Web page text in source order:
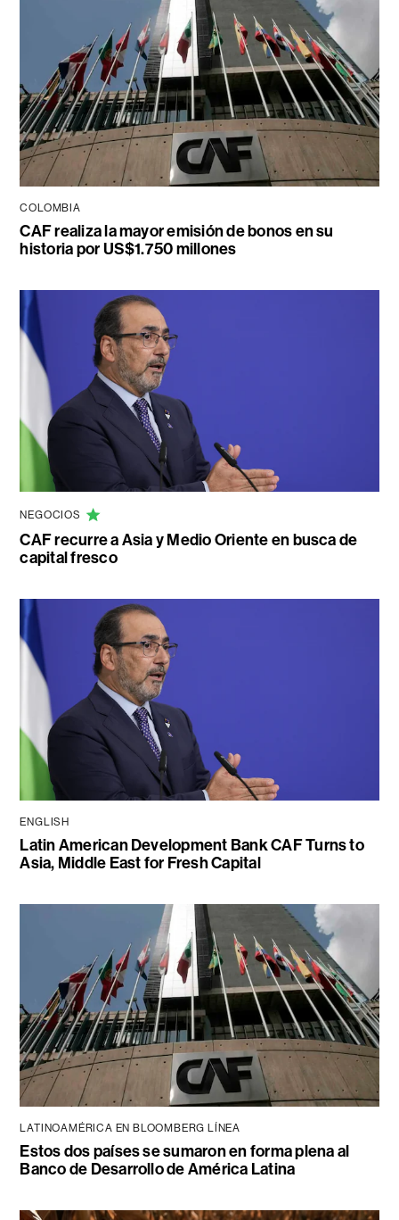
COLOMBIA
CAF realiza la mayor emisión de bonos en su
historia por US$1.750 millones
NEGOCIOS
CAF recurre a Asia y Medio Oriente en busca de
capital fresco
ENGLISH
Latin American Development Bank CAF Turns to
Asia, Middle East for Fresh Capital
LATINOAMÉRICA EN BLOOMBERG LÍNEA
Estos dos países se sumaron en forma plena al
Banco de Desarrollo de América Latina